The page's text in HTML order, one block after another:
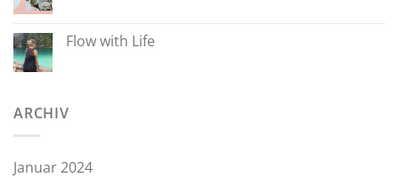
Flow with Life
ARCHIV
Januar 2024